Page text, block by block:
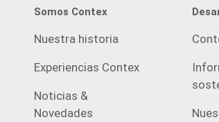
Somos Contex
Nuestra historia
Experiencias Contex
Noticias &
Novedades